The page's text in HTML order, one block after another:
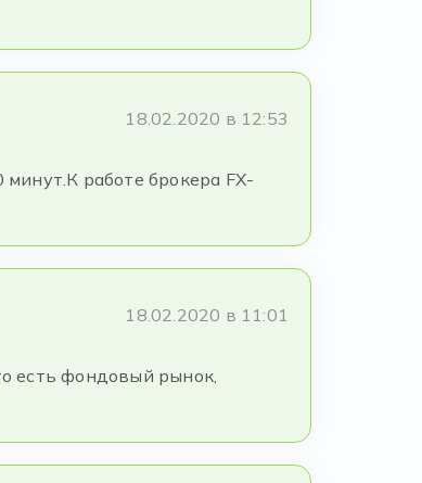
18.02.2020 в 12:53
работе брокера FX-
18.02.2020 в 11:01
есть фондовый рынок,